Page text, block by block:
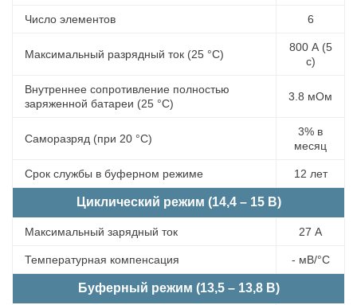
Число элементов 6
Максимальный разрядный ток (25 °С)
800 А (5
с)
Внутреннее сопротивление полностью
заряженной батареи (25 °С)
3.8 мОм
Саморазряд (при 20 °С)
3% в
месяц
Срок службы в буферном режиме 12 лет
Циклический режим (14,4 – 15 В)
Максимальный зарядный ток 27 А
Температурная компенсация - мВ/°С
Буферный режим (13,5 – 13,8 В)